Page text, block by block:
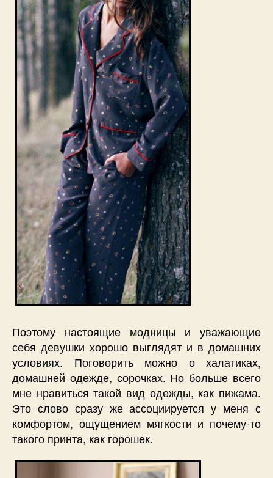
Поэтому настоящие модницы и уважающие
себя девушки хорошо выглядят и в домашних
условиях. Поговорить можно о халатиках,
домашней одежде, сорочках. Но больше всего
мне нравиться такой вид одежды, как пижама.
Это слово сразу же ассоциируется у меня с
комфортом, ощущением мягкости и почему-то
такого принта, как горошек.